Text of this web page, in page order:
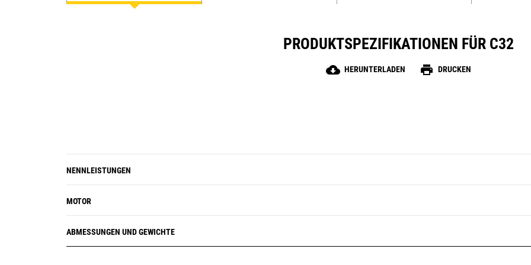
PRODUKTSPEZIFIKATIONEN FÜR C32
cloud_download HERUNTERLADEN print DRUCKEN
NENNLEISTUNGEN
MOTOR
ABMESSUNGEN UND GEWICHTE